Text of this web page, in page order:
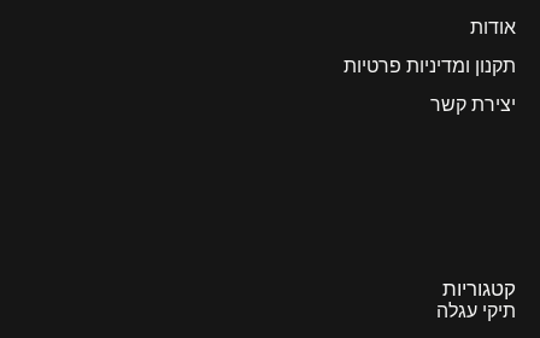
אודות
תקנון ומדיניות פרטיות
יצירת קשר
קטגוריות
תיקי עגלה